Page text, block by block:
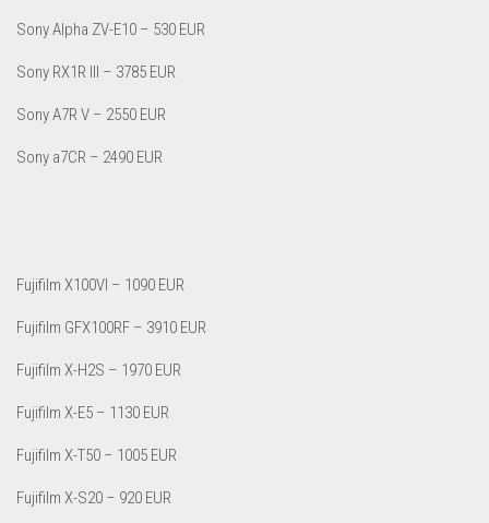
Sony Alpha ZV-E10 – 530 EUR
Sony RX1R III – 3785 EUR
Sony A7R V – 2550 EUR
Sony a7CR – 2490 EUR
Fujifilm X100VI – 1090 EUR
Fujifilm GFX100RF – 3910 EUR
Fujifilm X-H2S – 1970 EUR
Fujifilm X-E5 – 1130 EUR
Fujifilm X-T50 – 1005 EUR
Fujifilm X-S20 – 920 EUR